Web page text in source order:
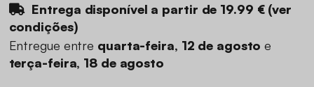
Entrega disponível a partir de 19.99 €(ver
condições)
Entregue entre quarta-feira, 12 de agostoe
terça-feira, 18 de agosto